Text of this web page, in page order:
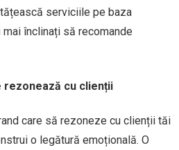
serviciile pe baza
înclinați să recomande
rezonează cu clienții
care să rezoneze cu clienții tăi
o legătură emoțională. O